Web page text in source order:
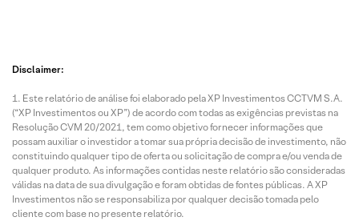
Disclaimer:
Este relatório de análise foi elaborado pela XP Investimentos CCTVM S.A.
(“XP Investimentos ou XP”) de acordo com todas as exigências previstas na
Resolução CVM 20/2021, tem como objetivo fornecer informações que
possam auxiliar o investidor a tomar sua própria decisão de investimento, não
constituindo qualquer tipo de oferta ou solicitação de compra e/ou venda de
qualquer produto. As informações contidas neste relatório são consideradas
válidas na data de sua divulgação e foram obtidas de fontes públicas. A XP
Investimentos não se responsabiliza por qualquer decisão tomada pelo
cliente com base no presente relatório.